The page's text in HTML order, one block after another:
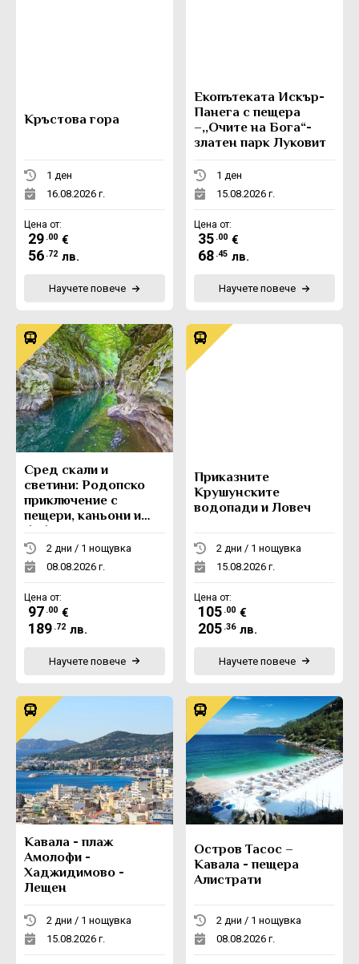
Кръстова гора
1 ден
16.08.2026 г.
Цена от:
29 .00 €
56 .72 лв.
Научете повече
Eкопътеката Искър-
Панега с пещера
–,,Очите на Бога“-
златен парк Луковит
1 ден
15.08.2026 г.
Цена от:
35 .00 €
68 .45 лв.
Научете повече
Сред скали и
светини: Родопско
приключение с
пещери, каньони и
боб
2 дни / 1 нощувка
08.08.2026 г.
Цена от:
97 .00 €
189 .72 лв.
Научете повече
Приказните
Крушунските
водопади и Ловеч
2 дни / 1 нощувка
15.08.2026 г.
Цена от:
105 .00 €
205 .36 лв.
Научете повече
Кавала - плаж
Амолофи -
Хаджидимово -
Лещен
2 дни / 1 нощувка
15.08.2026 г.
Остров Тасос –
Кавала - пещера
Алистрати
2 дни / 1 нощувка
08.08.2026 г.